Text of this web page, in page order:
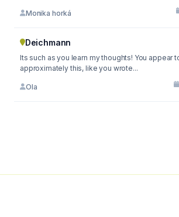
Monika horká
Deichmann
Its such as you learn my thoughts! You appear
approximately this, like you wrote...
Ola